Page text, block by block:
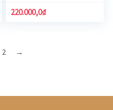
220.000,0₫
2 →